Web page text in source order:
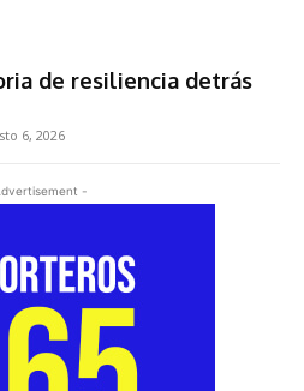
de resiliencia detrás
6, 2026
-